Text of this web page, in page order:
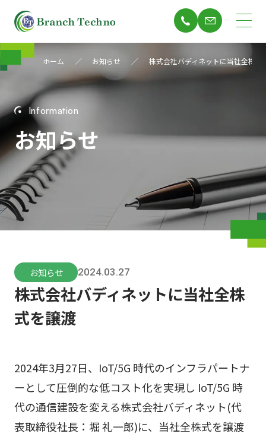
ホーム お知らせ 株式会社バディネットに当社全株式
Information
お知らせ
お知らせ 2024.03.27
株式会社バディネットに当社全株
式を譲渡
2024年3月27日、IoT/5G 時代のインフラパートナ
ーとして圧倒的な低コスト化を実現し IoT/5G 時
代の通信建設を変える株式会社バディネット(代
表取締役社長：堀 礼一郎)に、当社全株式を譲渡